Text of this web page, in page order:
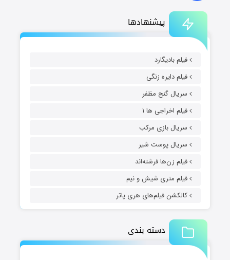
پیشنهادها
فیلم بادیگارد
فیلم دایره زنگی
سریال گنج مظفر
فیلم اخراجی ها ۱
سریال بازی مرکب
سریال پوست شیر
فیلم زن‌ها فرشته‌اند
فیلم متری شیش و نیم
کالکشن فیلم‌های هری پاتر
دسته بندی